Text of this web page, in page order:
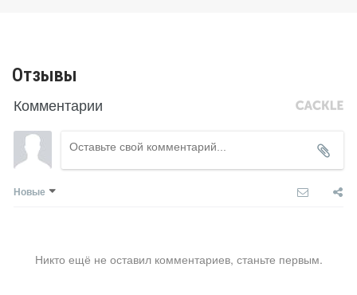
Отзывы
Комментарии
Новые
Никто ещё не оставил комментариев, станьте первым.